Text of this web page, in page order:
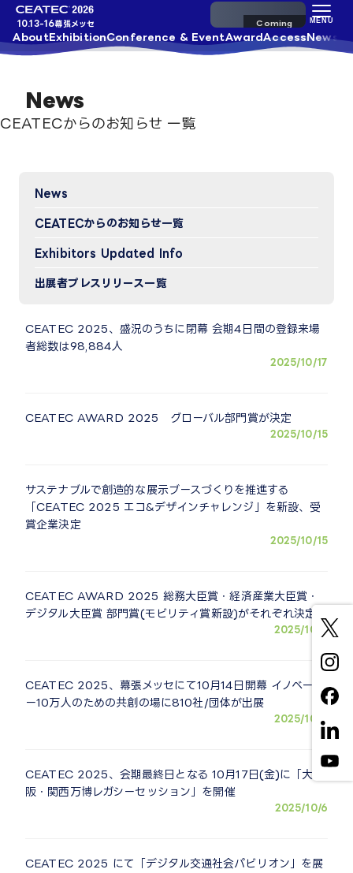
10.13-16幕張メッセ
AboutExhibitionConference & EventAwardAccessNews
来場事前登録
MENU
News
CEATECからのお知らせ 一覧
News
CEATECからのお知らせ一覧
Exhibitors Updated Info​
出展者プレスリリース一覧
CEATEC 2025、盛況のうちに閉幕 会期4日間の登録来場
者総数は98,884人
2025/10/17
CEATEC AWARD 2025 グローバル部門賞が決定
2025/10/15
サステナブルで創造的な展示ブースづくりを推進する
「CEATEC 2025 エコ&デザインチャレンジ」を新設、受
賞企業決定
2025/10/15
CEATEC AWARD 2025 総務大臣賞・経済産業大臣賞・
デジタル大臣賞 部門賞(モビリティ賞新設)がそれぞれ決定
2025/10/7
CEATEC 2025、幕張メッセにて10月14日開幕 イノベータ
ー10万人のための共創の場に810社/団体が出展
2025/10/7
CEATEC 2025、会期最終日となる 10月17日(金)に「大
阪・関西万博レガシーセッション」を開催
2025/10/6
CEATEC 2025 にて「デジタル交通社会パビリオン」を展